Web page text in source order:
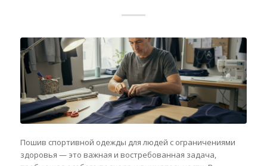
Пошив спортивной одежды для людей с ограничениями
здоровья — это важная и востребованная задача,